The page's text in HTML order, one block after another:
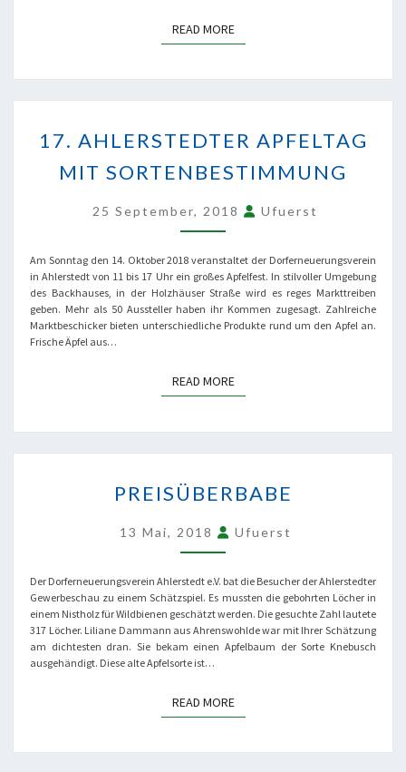
READ MOREREAD MORE
APFELTAG
SORTENBESTIMMUNG
17. AHLERSTEDTER APFELTAG
MIT SORTENBESTIMMUNG
25 September, 2018 Ufuerst
Am Sonntag den 14. Oktober 2018 veranstaltet der Dorferneuerungsverein
in Ahlerstedt von 11 bis 17 Uhr ein großes Apfelfest. In stilvoller Umgebung
des Backhauses, in der Holzhäuser Straße wird es reges Markttreiben
geben. Mehr als 50 Aussteller haben ihr Kommen zugesagt. Zahlreiche
Marktbeschicker bieten unterschiedliche Produkte rund um den Apfel an.
Frische Äpfel aus…
READ MOREREAD MORE
PREISÜBERBABE
13 Mai, 2018 Ufuerst
Der Dorferneuerungsverein Ahlerstedt e.V. bat die Besucher der Ahlerstedter
Gewerbeschau zu einem Schätzspiel. Es mussten die gebohrten Löcher in
einem Nistholz für Wildbienen geschätzt werden. Die gesuchte Zahl lautete
317 Löcher. Liliane Dammann aus Ahrenswohlde war mit Ihrer Schätzung
am dichtesten dran. Sie bekam einen Apfelbaum der Sorte Knebusch
ausgehändigt. Diese alte Apfelsorte ist…
READ MOREREAD MORE